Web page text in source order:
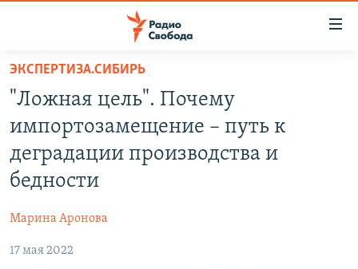
упрощенного
доступа
основному
содержанию
навигации
ПРОГРАММЫ
АВТОРСКИЕ ПРОЕКТЫ
ЦИТАТЫ СВОБОДЫ
КУЛЬТУРА
IDEL.РЕАЛИИ
ЭКСПЕРТИЗА.СИБИРЬ
"Ложная цель". Почему
импортозамещение – путь к
деградации производства и
бедности
Марина Аронова
17 мая 2022